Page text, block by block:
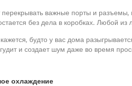
важные порты и
без дела в коробках. Любой
будто у вас дома
и создает шум даже во время
охлаждение